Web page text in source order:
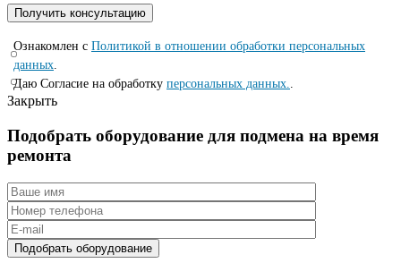
Ознакомлен с Политикой в отношении обработки персональных
данных.
Даю Согласие на обработку персональных данных..
Закрыть
Подобрать оборудование для подмена на время
ремонта